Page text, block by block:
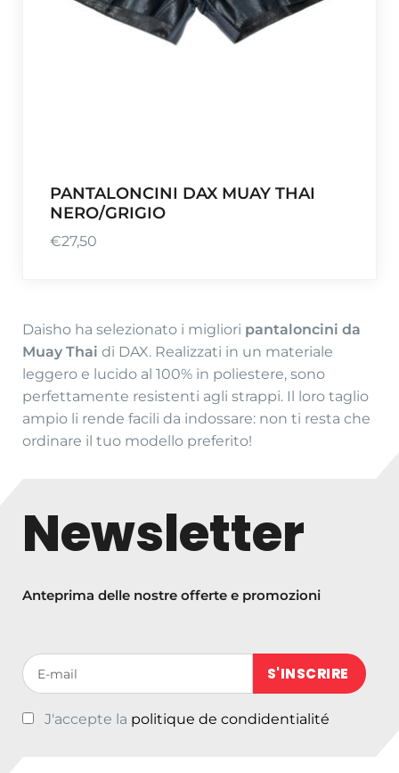
PANTALONCINI DAX MUAY THAI
NERO/GRIGIO
€27,50
Daisho ha selezionato i migliori pantaloncini da
Muay Thai di DAX. Realizzati in un materiale
leggero e lucido al 100% in poliestere, sono
perfettamente resistenti agli strappi. Il loro taglio
ampio li rende facili da indossare: non ti resta che
ordinare il tuo modello preferito!
Newsletter
Anteprima delle nostre offerte e promozioni
Votre adresse de messagerie (obligatoire)
J'accepte la politique de condidentialité